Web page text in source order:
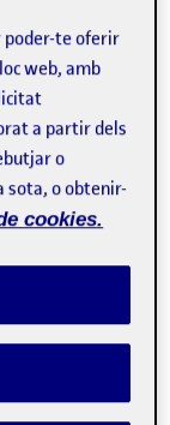
de la UOC
pràctica real,
UOC en limiten
poder-te oferir
web, amb
a partir dels
o
sota, o obtenir-
cookies.